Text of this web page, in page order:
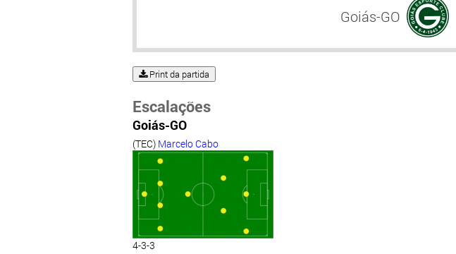
Goiás-GO
Print da partida
Escalações
Goiás-GO
(TEC) Marcelo Cabo
4-3-3